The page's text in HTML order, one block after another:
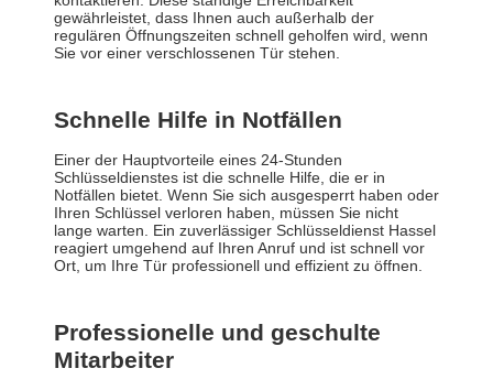
gewährleistet, dass Ihnen auch außerhalb der
regulären Öffnungszeiten schnell geholfen wird, wenn
Sie vor einer verschlossenen Tür stehen.
Schnelle Hilfe in Notfällen
Einer der Hauptvorteile eines 24-Stunden
Schlüsseldienstes ist die schnelle Hilfe, die er in
Notfällen bietet. Wenn Sie sich ausgesperrt haben oder
Ihren Schlüssel verloren haben, müssen Sie nicht
lange warten. Ein zuverlässiger Schlüsseldienst Hassel
reagiert umgehend auf Ihren Anruf und ist schnell vor
Ort, um Ihre Tür professionell und effizient zu öffnen.
Professionelle und geschulte
Mitarbeiter